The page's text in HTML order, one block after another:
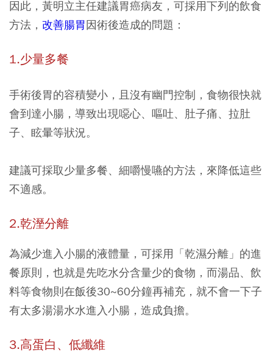
因此，黃明立主任建議胃癌病友，可採用下列的飲食
方法， 改善腸胃因術後造成的問題：
1.少量多餐
手術後胃的容積變小，且沒有幽門控制，食物很快就
會到達小腸，導致出現噁心、嘔吐、肚子痛、拉肚
子、眩暈等狀況。
建議可採取少量多餐、細嚼慢嚥的方法，來降低這些
不適感。
2.乾溼分離
為減少進入小腸的液體量，可採用「乾濕分離」的進
餐原則，也就是先吃水分含量少的食物，而湯品、飲
料等食物則在飯後30~60分鐘再補充，就不會一下子
有太多湯湯水水進入小腸，造成負擔。
3.高蛋白、低纖維